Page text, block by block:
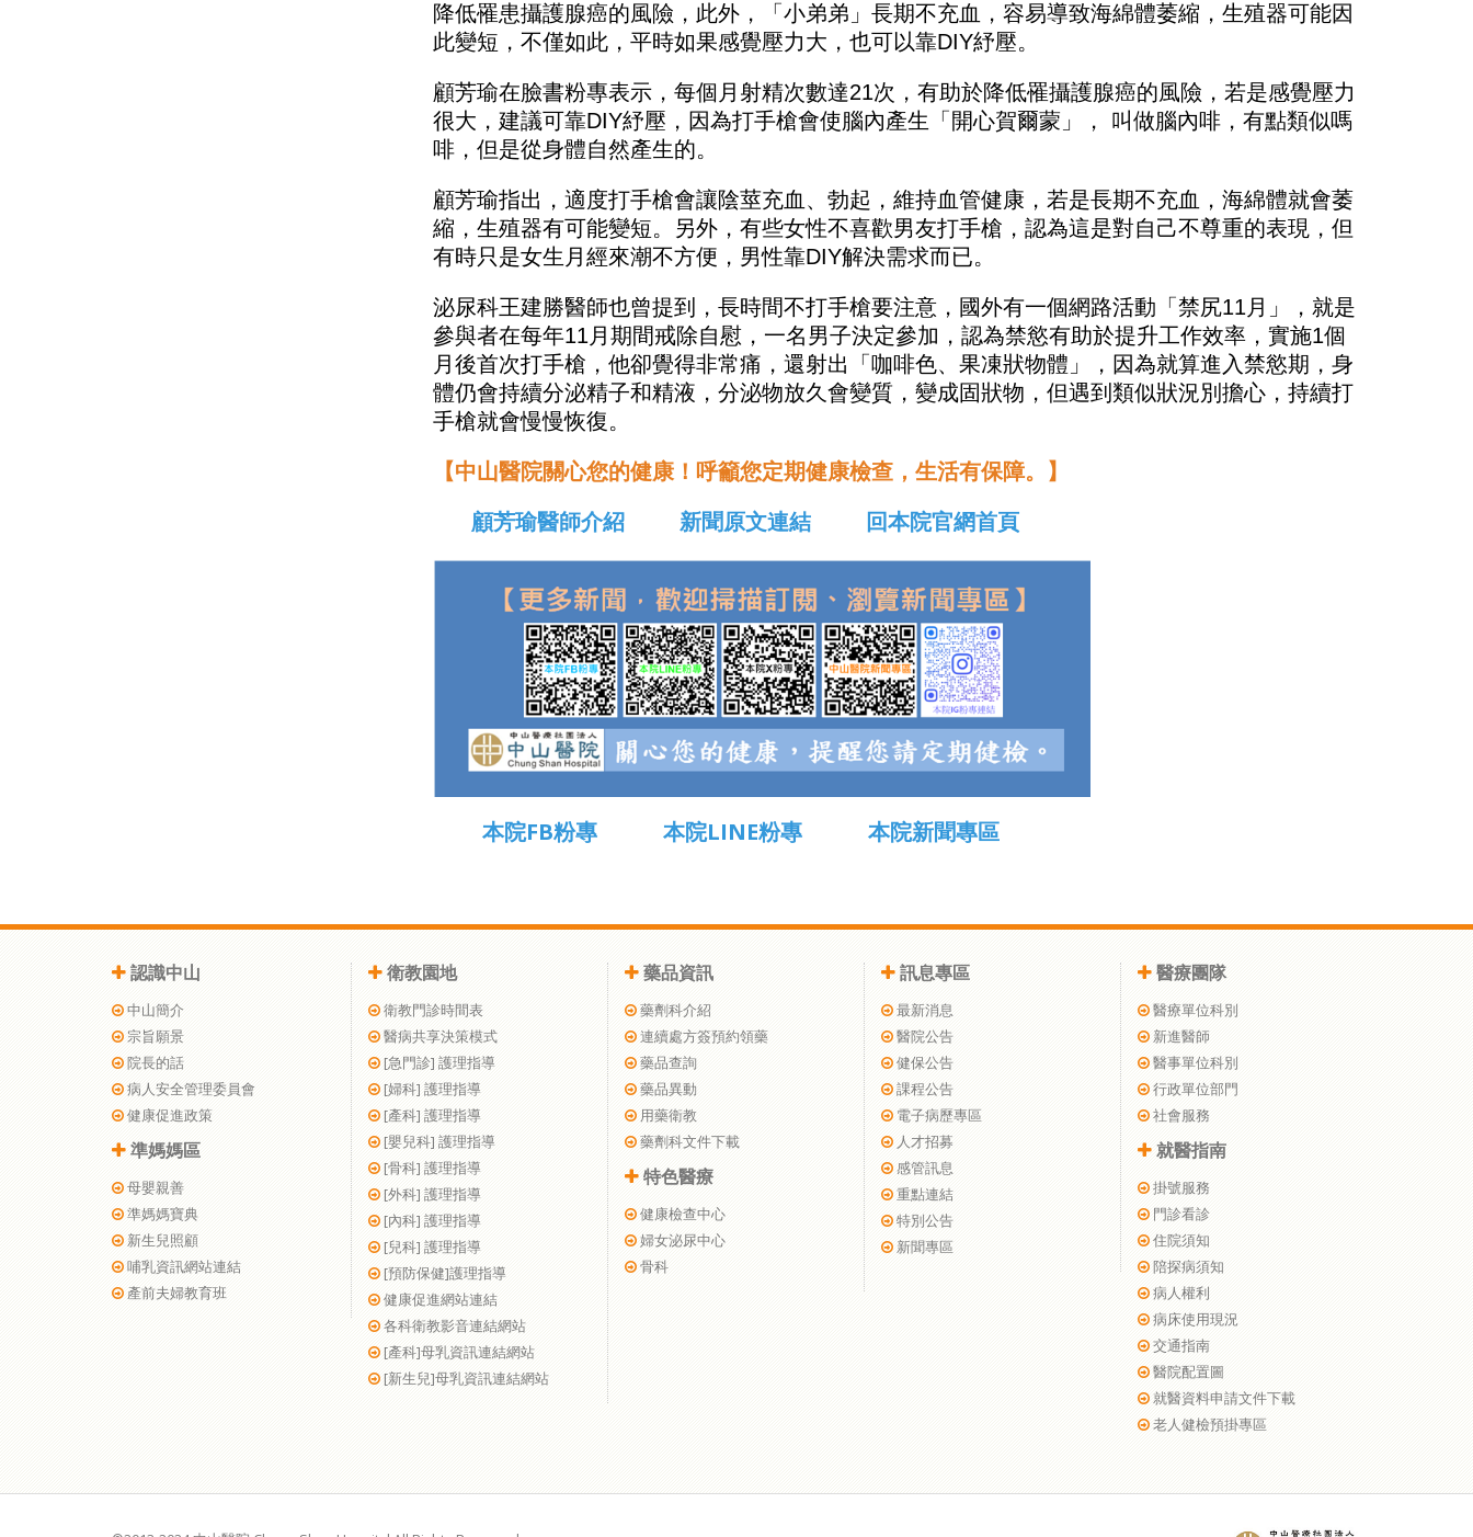
降低罹患攝護腺癌的風險，此外，「小弟弟」長期不充血，容易導致海綿體萎縮，生殖器可能因
此變短，不僅如此，平時如果感覺壓力大，也可以靠DIY紓壓。
顧芳瑜在臉書粉專表示，每個月射精次數達21次，有助於降低罹攝護腺癌的風險，若是感覺壓力
很大，建議可靠DIY紓壓，因為打手槍會使腦內產生「開心賀爾蒙」， 叫做腦內啡，有點類似嗎
啡，但是從身體自然產生的。
顧芳瑜指出，適度打手槍會讓陰莖充血、勃起，維持血管健康，若是長期不充血，海綿體就會萎
縮，生殖器有可能變短。另外，有些女性不喜歡男友打手槍，認為這是對自己不尊重的表現，但
有時只是女生月經來潮不方便，男性靠DIY解決需求而已。
泌尿科王建勝醫師也曾提到，長時間不打手槍要注意，國外有一個網路活動「禁尻11月」，就是
參與者在每年11月期間戒除自慰，一名男子決定參加，認為禁慾有助於提升工作效率，實施1個
月後首次打手槍，他卻覺得非常痛，還射出「咖啡色、果凍狀物體」，因為就算進入禁慾期，身
體仍會持續分泌精子和精液，分泌物放久會變質，變成固狀物，但遇到類似狀況別擔心，持續打
手槍就會慢慢恢復。
【中山醫院關心您的健康！呼籲您定期健康檢查，生活有保障。】
顧芳瑜醫師介紹
新聞原文連結 回本院官網首頁
本院FB粉專 本院LINE粉專 本院新聞專區
認識中山
中山簡介
宗旨願景
院長的話
病人安全管理委員會
健康促進政策
準媽媽區
母嬰親善
準媽媽寶典
新生兒照顧
哺乳資訊網站連結
產前夫婦教育班
衛教園地
衛教門診時間表
醫病共享決策模式
[急門診] 護理指導
[婦科] 護理指導
[產科] 護理指導
[嬰兒科] 護理指導
[骨科] 護理指導
[外科] 護理指導
[內科] 護理指導
[兒科] 護理指導
[預防保健]護理指導
健康促進網站連結
各科衛教影音連結網站
[產科]母乳資訊連結網站
[新生兒]母乳資訊連結網站
藥品資訊
藥劑科介紹
連續處方簽預約領藥
藥品查詢
藥品異動
用藥衛教
藥劑科文件下載
特色醫療
健康檢查中心
婦女泌尿中心
骨科
訊息專區
最新消息
醫院公告
健保公告
課程公告
電子病歷專區
人才招募
感管訊息
重點連結
特別公告
新聞專區
醫療團隊
醫療單位科別
新進醫師
醫事單位科別
行政單位部門
社會服務
就醫指南
掛號服務
門診看診
住院須知
陪探病須知
病人權利
病床使用現況
交通指南
醫院配置圖
就醫資料申請文件下載
老人健檢預掛專區